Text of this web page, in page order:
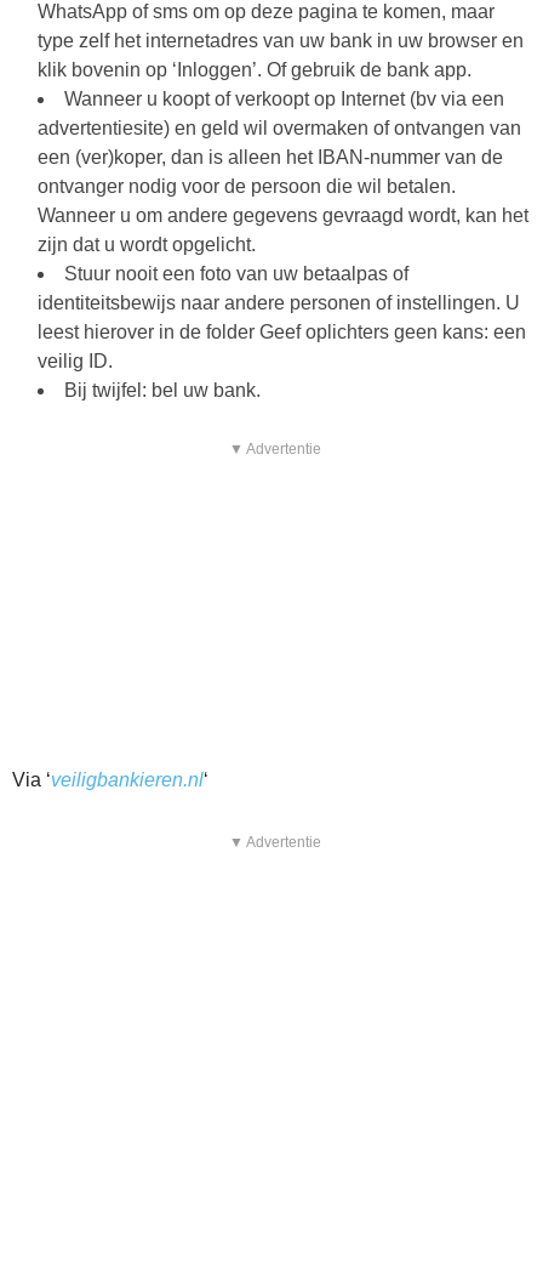
WhatsApp of sms om op deze pagina te komen, maar
type zelf het internetadres van uw bank in uw browser en
klik bovenin op ‘Inloggen’. Of gebruik de bank app.
Wanneer u koopt of verkoopt op Internet (bv via een
advertentiesite) en geld wil overmaken of ontvangen van
een (ver)koper, dan is alleen het IBAN-nummer van de
ontvanger nodig voor de persoon die wil betalen.
Wanneer u om andere gegevens gevraagd wordt, kan het
zijn dat u wordt opgelicht.
Stuur nooit een foto van uw betaalpas of
identiteitsbewijs naar andere personen of instellingen. U
leest hierover in de folder Geef oplichters geen kans: een
veilig ID.
Bij twijfel: bel uw bank.
▼ Advertentie
Via ‘veiligbankieren.nl‘
▼ Advertentie